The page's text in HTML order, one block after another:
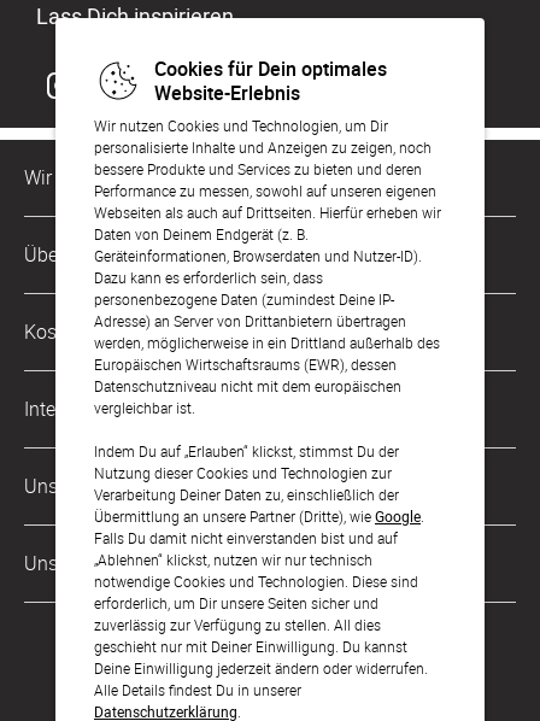
Cookies für Dein optimales
Website-Erlebnis
Wir nutzen Cookies und Technologien, um Dir
personalisierte Inhalte und Anzeigen zu zeigen, noch
bessere Produkte und Services zu bieten und deren
Performance zu messen, sowohl auf unseren eigenen
Webseiten als auch auf Drittseiten. Hierfür erheben wir
Daten von Deinem Endgerät (z. B.
Geräteinformationen, Browserdaten und Nutzer-ID).
Dazu kann es erforderlich sein, dass
personenbezogene Daten (zumindest Deine IP-
Adresse) an Server von Drittanbietern übertragen
werden, möglicherweise in ein Drittland außerhalb des
Europäischen Wirtschaftsraums (EWR), dessen
Datenschutzniveau nicht mit dem europäischen
vergleichbar ist.
Indem Du auf „Erlauben“ klickst, stimmst Du der
Nutzung dieser Cookies und Technologien zur
Verarbeitung Deiner Daten zu, einschließlich der
Übermittlung an unsere Partner (Dritte), wieGoogle
Falls Du damit nicht einverstanden bist und auf
„Ablehnen“ klickst, nutzen wir nur technisch
notwendige Cookies und Technologien. Diese sind
erforderlich, um Dir unsere Seiten sicher und
zuverlässig zur Verfügung zu stellen. All dies
geschieht nur mit Deiner Einwilligung. Du kannst
Deine Einwilligung jederzeit ändern oder widerrufen.
Alle Details findest Du in unserer
Datenschutzerklärung
Lass Dich inspirieren
Wir sind für Dich da
Kundenservice-Hotline
0049 221 956 725 10
Mo. - Fr. von 9 bis 17 Uhr
kontakt@sendmoments.ch
Über Uns
Philosophie
Karriere
Impressum
AGB & Widerrufsrecht
Zahlung & Versand
Datenschutz
LLM's
Kostenlose Services
Musterkarten
Digitale Gästelisten
FAQ & Hilfe
International
Deutschland
Österreich
Frankreich
Unsere Zahlungsarten
Unsere Partner